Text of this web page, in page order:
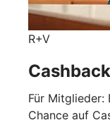
R+V
Für Mitglieder:
Chance auf